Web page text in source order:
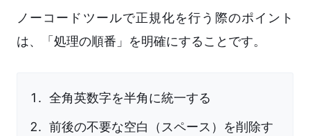
ノーコードツールで正規化を行う際のポイント
は、「処理の順番」を明確にすることです。
全角英数字を半角に統一する
前後の不要な空白（スペース）を削除す